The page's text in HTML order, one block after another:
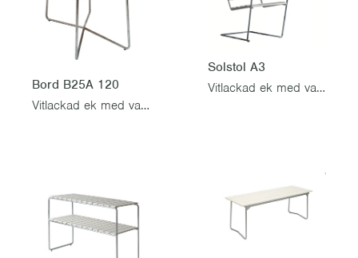
Bord B25A 120
Vitlackad ek med varmförzinkat stativ
Solstol A3
Vitlackad ek med varmförzinkat stativ